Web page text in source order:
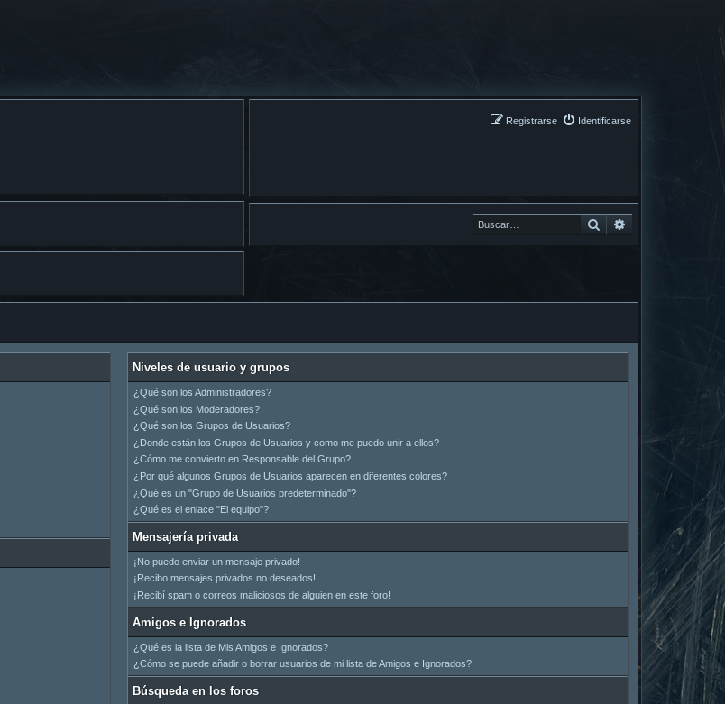
Identificarse
Registrarse
Buscar
Niveles de usuario y grupos
¿Qué son los Administradores?
¿Qué son los Moderadores?
¿Qué son los Grupos de Usuarios?
¿Donde están los Grupos de Usuarios y como me puedo unir a ellos?
¿Cómo me convierto en Responsable del Grupo?
¿Por qué algunos Grupos de Usuarios aparecen en diferentes colores?
¿Qué es un "Grupo de Usuarios predeterminado"?
¿Qué es el enlace "El equipo"?
Mensajería privada
¡No puedo enviar un mensaje privado!
¡Recibo mensajes privados no deseados!
¡Recibí spam o correos maliciosos de alguien en este foro!
Amigos e Ignorados
¿Qué es la lista de Mis Amigos e Ignorados?
¿Cómo se puede añadir o borrar usuarios de mi lista de Amigos e Ignorados?
Búsqueda en los foros